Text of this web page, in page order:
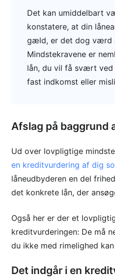
Det kan umiddelbart
konstatere, at din
gæld, er det dog værd
Mindstekravene er
lån, du vil få svært
fast indkomst eller
Afslag på baggrund
Ud over lovpligtige
en kreditvurdering af dig
låneudbyderen en del
det konkrete lån, der
Også her er der et
kreditvurderingen: De må
du ikke med rimelighed
Det indgår i en